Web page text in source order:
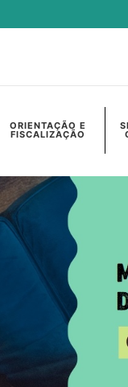
ORIENTAÇÃO E
FISCALIZAÇÃO